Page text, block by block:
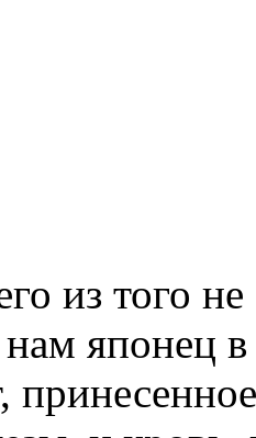
из того не
японец в